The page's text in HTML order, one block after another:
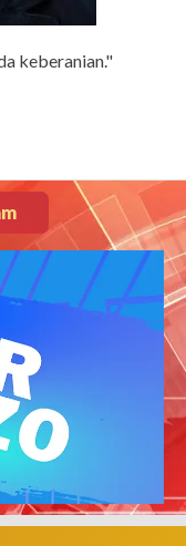
keberanian."